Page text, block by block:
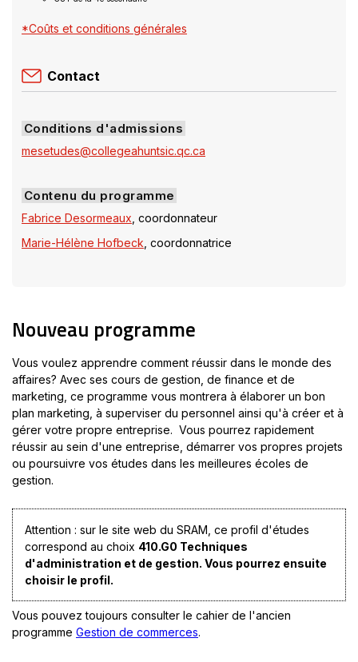
*Coûts et conditions générales
Contact
Conditions d'admissions
mesetudes@collegeahuntsic.qc.ca
Contenu du programme
Fabrice Desormeaux , coordonnateur
Marie-Hélène Hofbeck , coordonnatrice
Nouveau programme
Vous voulez apprendre comment réussir dans le monde des
affaires? Avec ses cours de gestion, de finance et de
marketing, ce programme vous montrera à élaborer un bon
plan marketing, à superviser du personnel ainsi qu'à créer et à
gérer votre propre entreprise. Vous pourrez rapidement
réussir au sein d'une entreprise, démarrer vos propres projets
ou poursuivre vos études dans les meilleures écoles de
gestion.
Attention : sur le site web du SRAM, ce profil d'études
correspond au choix 410.G0 Techniques
d'administration et de gestion. Vous pourrez ensuite
choisir le profil.
Vous pouvez toujours consulter le cahier de l'ancien
programme Gestion de commercesCe
.